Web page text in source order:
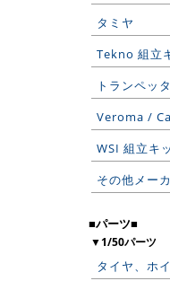
タミヤ
Tekno 組立
トランペッ
Veroma /
WSI 組立キ
その他メー
■パーツ■
▼1/50パーツ
タイヤ、ホ